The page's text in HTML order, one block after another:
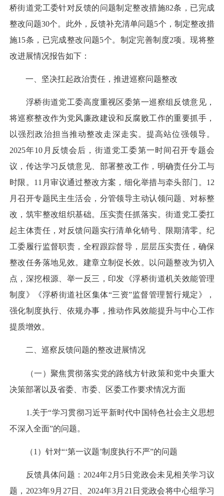
桥街道党工委针对反馈的问题制定整改措施82条，已完成
整改问题30个。此外，反馈补充清单问题5个，制定整改措
施15条，已完成整改问题5个。制定完善制度2项。现将整
改进展情况报告如下：
一、坚决扛起政治责任，推进巡察问题整改
浮桥街道党工委高度重视区委第一巡察组反馈意见，
将巡察整改作为党风廉政建设和反腐败工作的重要抓手，
以强烈政治担当推动整改走深走实。提高站位强领导。
2025年10月反馈会后，街道党工委第一时间召开专题会
议，传达学习反馈意见、部署整改工作，明确责任分工与
时限。11月审议通过整改方案，细化举措与牵头部门。12
月召开专题民主生活会，分管领导主动认领问题、对标整
改，筑牢整改组织基础。压实责任抓落实。街道党工委扛
起主体责任，对反馈问题实行清单化销号、限期清零。纪
工委履行监督职责，全程跟踪督导，层层压实责任，确保
整改任务落地见效。建章立制促长效。以问题整改为切入
点，深挖根源、举一反三，印发《浮桥街道机关效能管理
制度》《浮桥街道社区集体“三资”监督管理暂行规定》，
强化制度执行、依规办事，推动作风效能提升与中心工作
提质增效。
二、巡察反馈问题的整改进展情况
（一）聚焦贯彻落实党的路线方针政策和党中央重大
决策部署以及省委、市委、区委工作要求情况方面
1.关于“学习贯彻习近平新时代中国特色社会主义思想
不深入全面”的问题。
（1）针对“‘第一议题’制度执行不严”的问题
反馈具体问题：2024年2月5日党政会未见相关学习议
题，2023年9月27日、2024年3月21日党政会将中心组学习